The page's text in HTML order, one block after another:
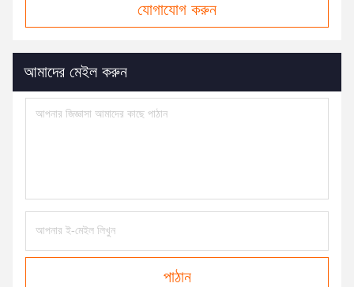
যোগাযোগ করুন
আমাদের মেইল ​​করুন
পাঠান